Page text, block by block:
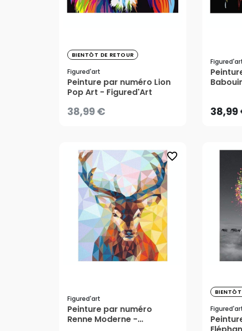
BIENTÔT DE RETOUR
Figured'art
Peinture par numéro Lion
Pop Art - Figured'Art
38,99 €
38,99 €
CRÉER UNE ALERTE 38,99
38,99
favorite_border
Figured'art
Peinture par numéro
Renne Moderne -
38,99